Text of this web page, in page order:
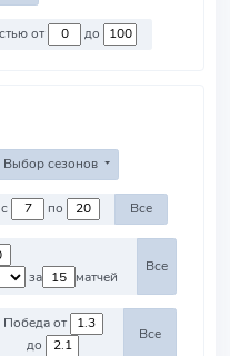
Против команд со стоимостью от до
Выбор сезонов
Против команд с по Все
за
матчей
Все
Победа от
до
Все